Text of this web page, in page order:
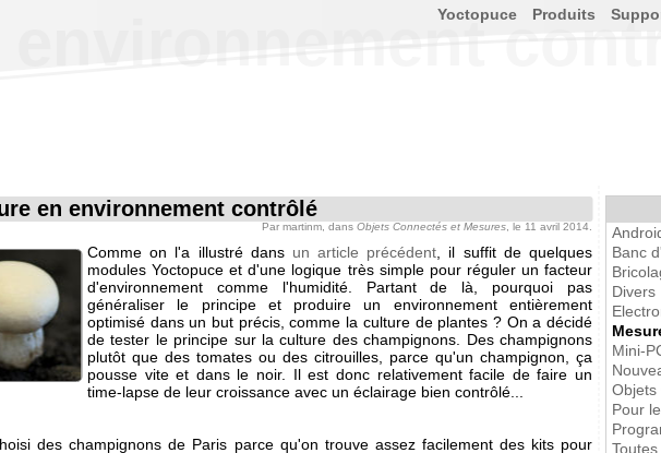
environnement
en environnement contrôlé
Par martinm , dans Objets Connectés et Mesures , le 11 avril 2014.
Comme on l'a illustré dans un article précédent , il suffit de quelques
modules Yoctopuce et d'une logique très simple pour réguler un facteur
d'environnement comme l'humidité. Partant de là, pourquoi pas
généraliser le principe et produire un environnement entièrement
optimisé dans un but précis, comme la culture de plantes ? On a décidé
de tester le principe sur la culture des champignons. Des champignons
plutôt que des tomates ou des citrouilles, parce qu'un champignon, ça
pousse vite et dans le noir. Il est donc relativement facile de faire un
time-lapse de leur croissance avec un éclairage bien contrôlé...
des champignons de Paris parce qu'on trouve assez facilement des kits pour
Yoctopuce Produits
Banc
Divers
Mini-
Objets
Pour
Toutes